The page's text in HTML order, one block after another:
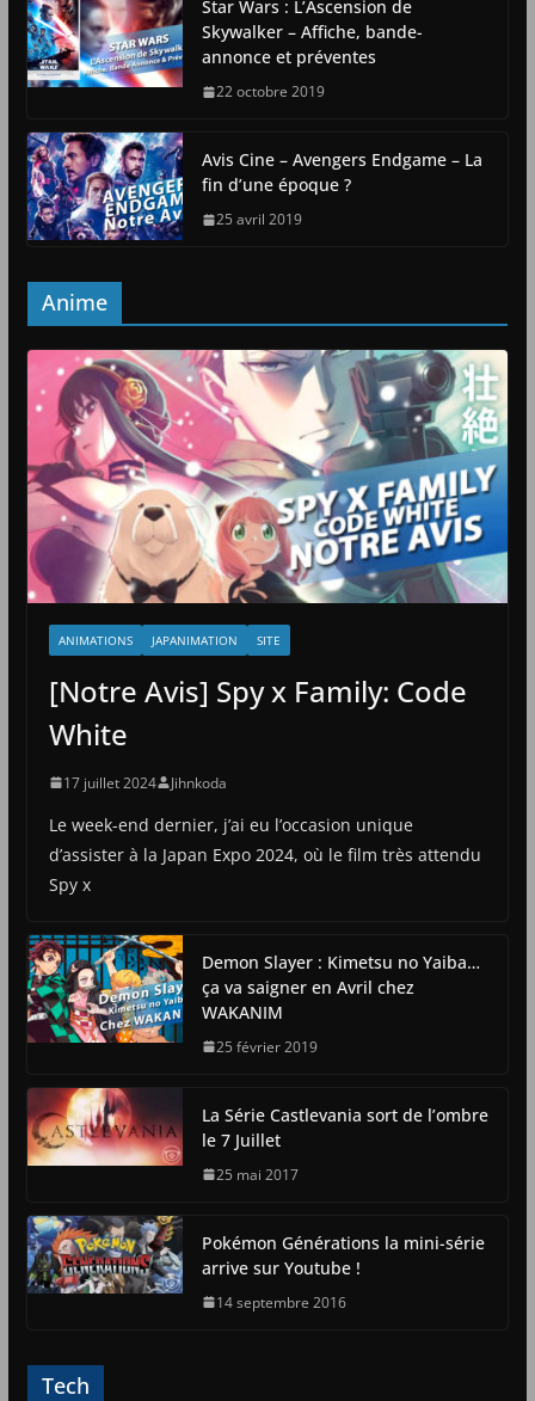
Star Wars : L’Ascension de
Skywalker – Affiche, bande-
annonce et préventes
22 octobre 2019
Avis Cine – Avengers Endgame – La
fin d’une époque ?
25 avril 2019
Anime
ANIMATIONS JAPANIMATION SITE
[Notre Avis] Spy x Family: Code
White
17 juillet 2024 Jihnkoda
Le week-end dernier, j’ai eu l’occasion unique
d’assister à la Japan Expo 2024, où le film très attendu
Spy x
Demon Slayer : Kimetsu no Yaiba…
ça va saigner en Avril chez
WAKANIM
25 février 2019
La Série Castlevania sort de l’ombre
le 7 Juillet
25 mai 2017
Pokémon Générations la mini-série
arrive sur Youtube !
14 septembre 2016
Tech